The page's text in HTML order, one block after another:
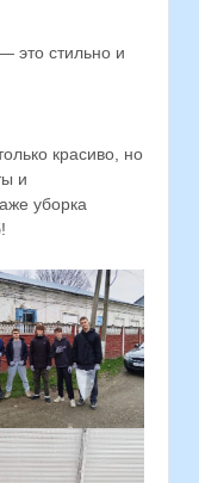
это стильно и
красиво, но
и
уборка